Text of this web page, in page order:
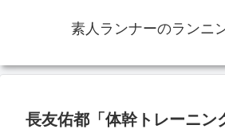
素人ランナーのランニ
長友佑都「体幹トレーニン